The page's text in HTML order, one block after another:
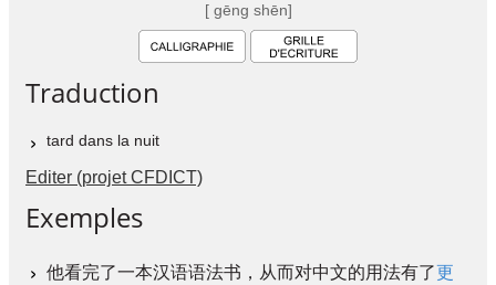
[ gēng shēn]
Traduction
tard dans la nuit
Editer (projet CFDICT)
Exemples
他看完了一本汉语语法书，从而对中文的用法有了更